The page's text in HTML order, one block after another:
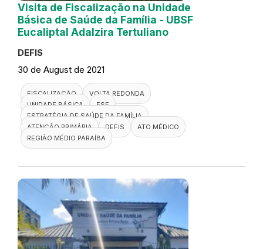
Visita de Fiscalização na Unidade
Básica de Saúde da Família - UBSF
Eucaliptal Adalzira Tertuliano
DEFIS
30 de August de 2021
FISCALIZAÇÃO
VOLTA REDONDA
UNIDADE BÁSICA
ESF
ESTRATÉGIA DE SAÚDE DA FAMÍLIA
ATENÇÃO PRIMÁRIA
DEFIS
ATO MÉDICO
REGIÃO MÉDIO PARAÍBA